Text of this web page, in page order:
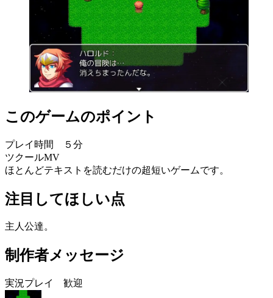
このゲームのポイント
プレイ時間 ５分
ツクールMV
ほとんどテキストを読むだけの超短いゲームです。
注目してほしい点
主人公達。
制作者メッセージ
実況プレイ 歓迎